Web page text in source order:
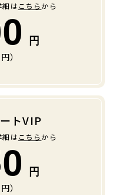
はこちら から
円）
トVIP
はこちら から
円）